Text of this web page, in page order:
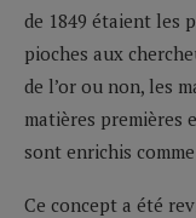
de 1849 étaient les
pioches aux
de l’or ou non, les
matières premières
sont enrichis
Ce concept a été